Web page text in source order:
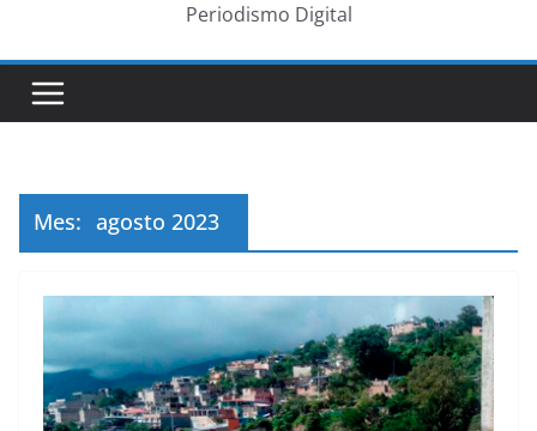
Periodismo Digital
Mes: agosto 2023